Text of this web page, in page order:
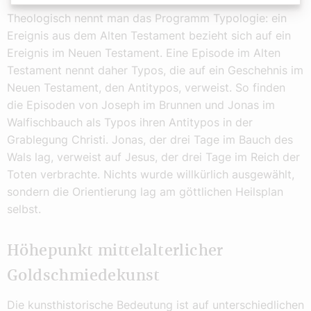
Theologisch nennt man das Programm Typologie: ein
Ereignis aus dem Alten Testament bezieht sich auf ein
Ereignis im Neuen Testament. Eine Episode im Alten
Testament nennt daher Typos, die auf ein Geschehnis im
Neuen Testament, den Antitypos, verweist. So finden
die Episoden von Joseph im Brunnen und Jonas im
Walfischbauch als Typos ihren Antitypos in der
Grablegung Christi. Jonas, der drei Tage im Bauch des
Wals lag, verweist auf Jesus, der drei Tage im Reich der
Toten verbrachte. Nichts wurde willkürlich ausgewählt,
sondern die Orientierung lag am göttlichen Heilsplan
selbst.
Höhepunkt mittelalterlicher
Goldschmiedekunst
Die kunsthistorische Bedeutung ist auf unterschiedlichen